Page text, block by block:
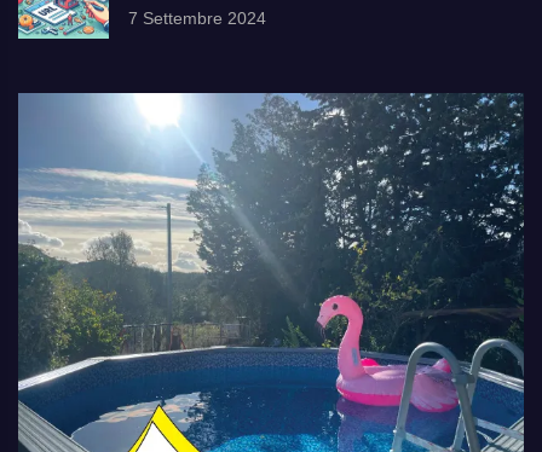
7 Settembre 2024